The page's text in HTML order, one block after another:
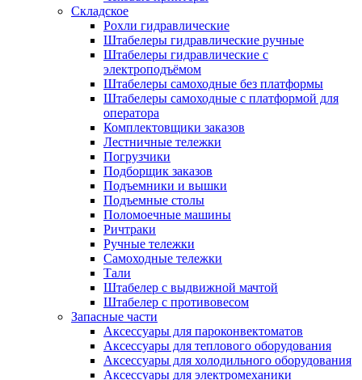
Складское
Рохли гидравлические
Штабелеры гидравлические ручные
Штабелеры гидравлические с
электроподъёмом
Штабелеры самоходные без платформы
Штабелеры самоходные с платформой для
оператора
Комплектовщики заказов
Лестничные тележки
Погрузчики
Подборщик заказов
Подъемники и вышки
Подъемные столы
Поломоечные машины
Ричтраки
Ручные тележки
Самоходные тележки
Тали
Штабелер с выдвижной мачтой
Штабелер с противовесом
Запасные части
Аксессуары для пароконвектоматов
Аксессуары для теплового оборудования
Аксессуары для холодильного оборудования
Аксессуары для электромеханики